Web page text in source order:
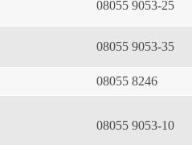
08055 9053-25
08055 9053-35
08055 8246
08055 9053-10